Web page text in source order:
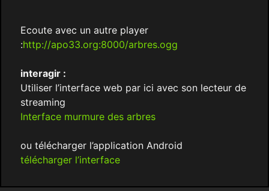
Ecoute avec un autre player
:http://apo33.org:8000/arbres.ogg
interagir :
Utiliser l’interface web par ici avec son lecteur de
streaming
Interface murmure des arbres
ou télécharger l’application Android
télécharger l’interface